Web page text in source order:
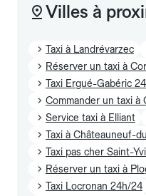
Villes à
Taxi à Landrévarzec
Réserver un taxi à
Taxi Ergué-Gabéric
Commander un taxi à
Service taxi à Elliant
Taxi à Châteauneuf-
Taxi pas cher Saint-Yvi
Réserver un taxi à
Taxi Locronan 24h/24